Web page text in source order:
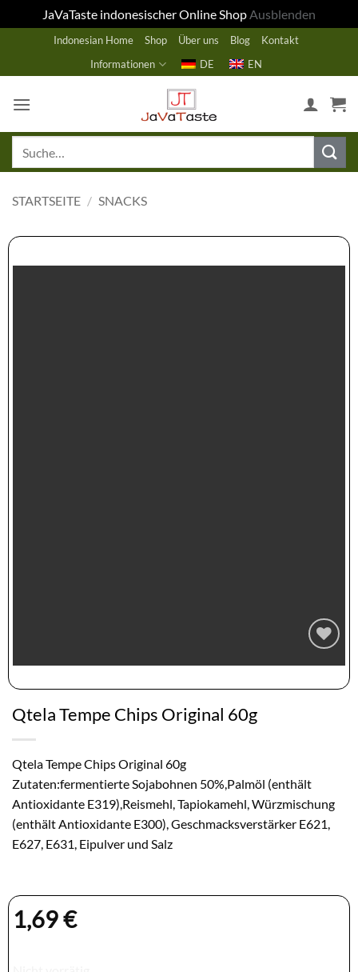
JaVaTaste indonesischer Online ShopAusblenden
springen
Indonesian Home Shop Über uns Blog
Kontakt
Informationen
DE EN
STARTSEITE / SNACKS
Zur
hinzufügen
Qtela Tempe Chips Original 60g
Qtela Tempe Chips Original 60g
Zutaten:fermentierte Sojabohnen 50%,Palmöl (enthält
Antioxidante E319),Reismehl, Tapiokamehl, Würzmischung
(enthält Antioxidante E300), Geschmacksverstärker E621,
E627, E631, Eipulver und Salz
1,69€